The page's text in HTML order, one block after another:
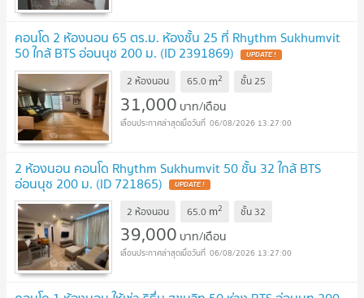
คอนโด 2 ห้องนอน 65 ตร.ม. ห้องชั้น 25 ที่ Rhythm Sukhumvit
50 ใกล้ BTS อ่อนนุช 200 ม. (ID 2391869) UPDATE !
2 ห้องนอน 65.0 m2 ชั้น25
31,000 บาท/เดือน
06/08/2026 13:27:00
2 ห้องนอน คอนโด Rhythm Sukhumvit 50 ชั้น 32 ใกล้ BTS
อ่อนนุช 200 ม. (ID 721865) UPDATE !
2 ห้องนอน 65.0 m2 ชั้น 32
39,000 บาท/เดือน
06/08/2026 13:27:00